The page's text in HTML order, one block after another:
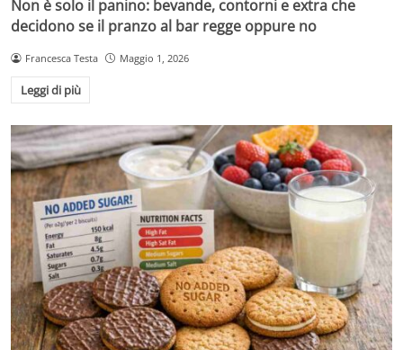
Non è solo il panino: bevande, contorni e extra che
decidono se il pranzo al bar regge oppure no
Francesca Testa Maggio 1, 2026
Leggi di più